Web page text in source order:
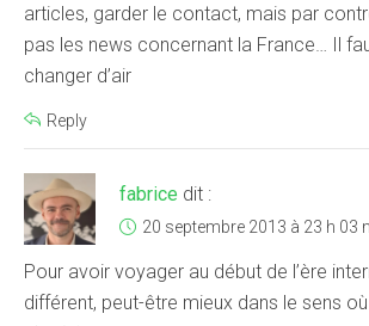
articles, garder le contact, mais par
pas les news concernant la France… Il
changer d’air
Reply
fabrice dit :
20 septembre 2013 à 23 h 03
Pour avoir voyager au début de l’ère
différent, peut-être mieux dans le sens